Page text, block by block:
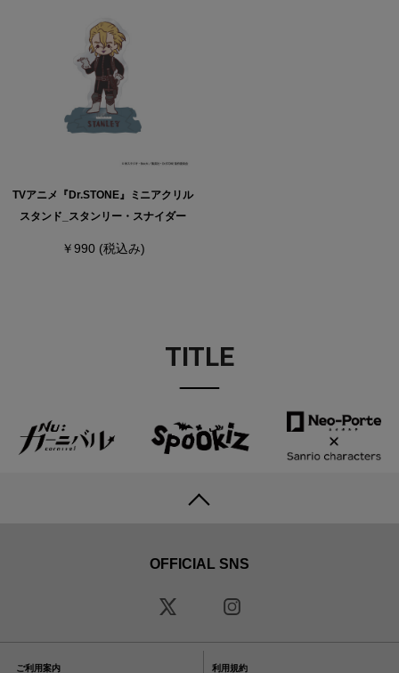
TVアニメ『Dr.STONE』ミニアクリル
スタンド_スタンリー・スナイダー
￥990 (税込み)
TITLE
OFFICIAL SNS
ご利用案内 利用規約